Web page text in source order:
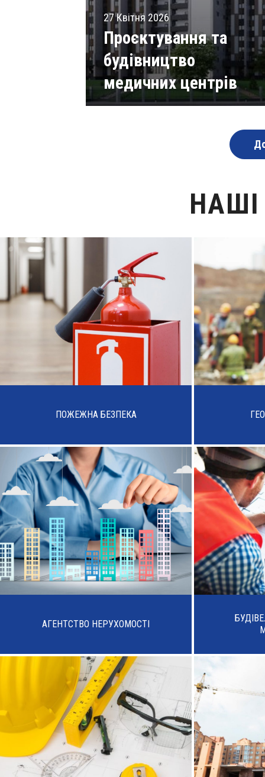
27 Квітня 2026
Проєктування та
будівництво
медичних центрів
ПОЖЕЖНА БЕЗПЕКА
АГЕНТСТВО НЕРУХОМОСТІ